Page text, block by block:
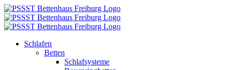
Zum
Inhalt
springen
Schlafen
Betten
Schlafsysteme